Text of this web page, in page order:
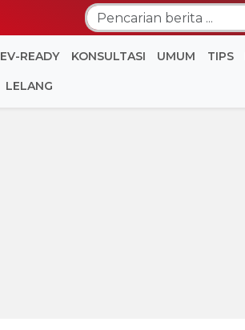
EV-READY KONSULTASI UMUM TIPS
LELANG